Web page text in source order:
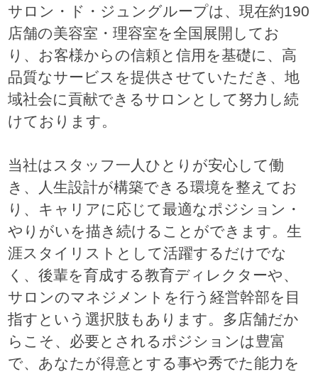
サロン・ド・ジュングループは、現在約190
店舗の美容室・理容室を全国展開してお
り、お客様からの信頼と信用を基礎に、高
品質なサービスを提供させていただき、地
域社会に貢献できるサロンとして努力し続
けております。
当社はスタッフ一人ひとりが安心して働
き、人生設計が構築できる環境を整えてお
り、キャリアに応じて最適なポジション・
やりがいを描き続けることができます。生
涯スタイリストとして活躍するだけでな
く、後輩を育成する教育ディレクターや、
サロンのマネジメントを行う経営幹部を目
指すという選択肢もあります。多店舗だか
らこそ、必要とされるポジションは豊富
で、あなたが得意とする事や秀でた能力を